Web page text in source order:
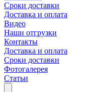
Сроки доставки
Доставка и оплата
Видео
Наши отгрузки
Контакты
Доставка и оплата
Сроки доставки
Фотогалерея
Статьи